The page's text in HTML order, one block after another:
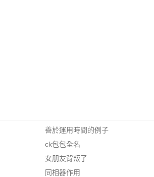
善於運用時間的例子
ck包包全名
女朋友背叛了
同相器作用